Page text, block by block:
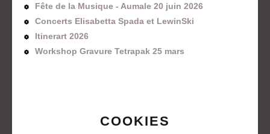
Fête de la Musique - Aumale 20 juin 2026
Concerts Elisabetta Spada et LewinSki
Itinerart 2026
Workshop Gravure Tetrapak 25 mars
COOKIES